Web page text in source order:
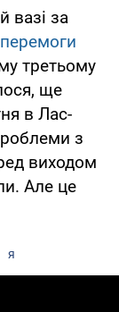
вазі за
третьому
ще
в Лас-
з
виходом
Але це